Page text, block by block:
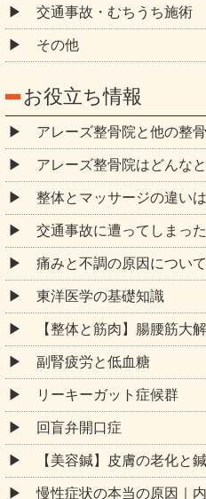
交通事故・むちうち施術
その他
お役立ち情報
アレーズ整骨院と他の整
アレーズ整骨院はどんな
整体とマッサージの違い
交通事故に遭ってしまっ
痛みと不調の原因について
東洋医学の基礎知識
【整体と筋肉】腸腰筋大
副腎疲労と低血糖
リーキーガット症候群
回盲弁開口症
【美容鍼】皮膚の老化と
慢性症状の本当の原因｜